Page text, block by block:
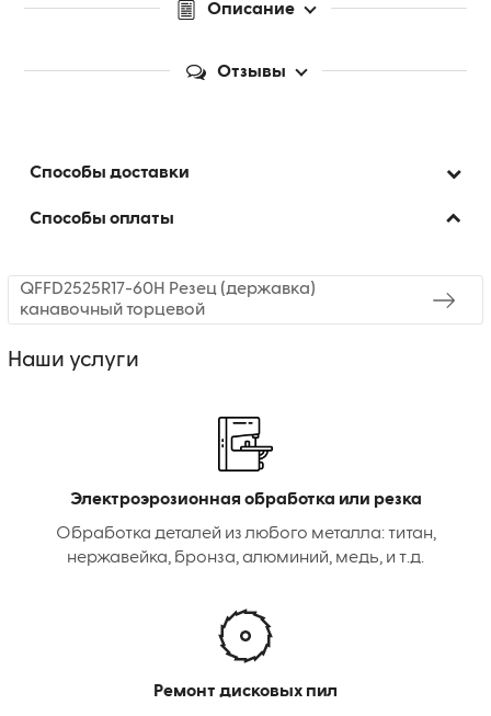
Описание
Отзывы
Способы доставки
Способы оплаты
QFFD2525R17-60H Резец (державка)
канавочный торцевой
Наши услуги
Электроэрозионная обработка или резка
Обработка деталей из любого металла: титан,
нержавейка, бронза, алюминий, медь, и т.д.
Ремонт дисковых пил